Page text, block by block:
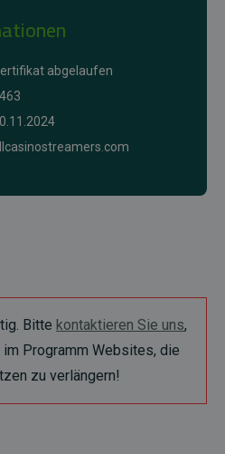
abgelaufen
Bitte kontaktieren Sie uns,
Programm Websites, die
zu verlängern!